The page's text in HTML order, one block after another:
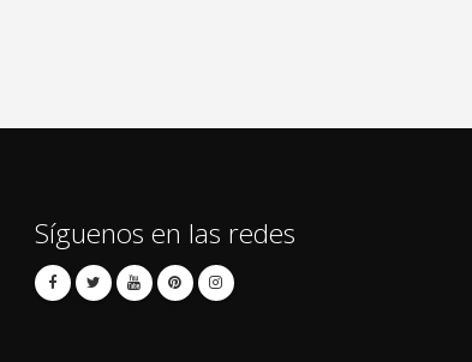
Síguenos en las redes